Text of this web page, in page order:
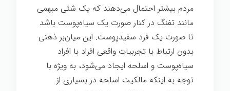
مردم بیشتر احتمال می‌دهند که یک شئی مبهمی
مانند تفنگ در کنار صورت یک سیاه‌پوست باشد
تا صورت یک فرد سفیدپوست. این میان‌بر ذهنی
بدون ارتباط با تجربیات واقعی افراد با افراد
سیاه‌پوست و اسلحه ایجاد می‌شود، به ویژه با
توجه به اینکه مالکیت اسلحه در بسیاری از